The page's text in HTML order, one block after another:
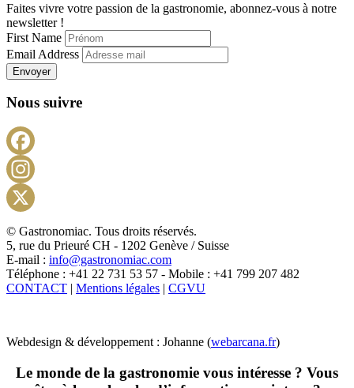
Faites vivre votre passion de la gastronomie, abonnez-vous à notre
newsletter !
First Name
Email Address
Envoyer
Nous suivre
X
© Gastronomiac. Tous droits réservés.
5, rue du Prieuré CH - 1202 Genève / Suisse
E-mail : info@gastronomiac.com
Téléphone : +41 22 731 53 57 - Mobile : +41 799 207 482
CONTACT | Mentions légales | CGVU
Webdesign & développement : Johanne (webarcana.fr)
Le monde de la gastronomie vous intéresse ? Vous